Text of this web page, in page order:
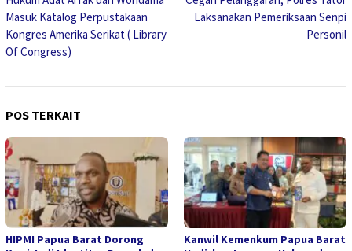
pos
Masuk Katalog Perpustakaan
Kongres Amerika Serikat ( Library
Of Congress)
Laksanakan Pemeriksaan Senpi
Personil
POS TERKAIT
HIPMI Papua Barat Dorong
Kanwil Kemenkum Papua Barat